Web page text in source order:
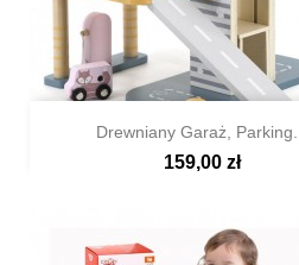
Szybki podgląd
Drewniany Garaż, Parking...
159,00 zł